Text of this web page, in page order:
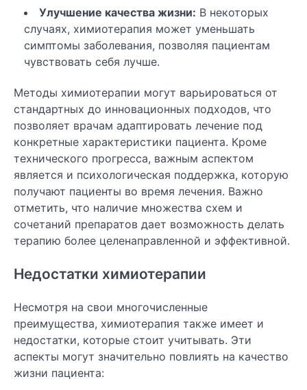
Улучшение качества жизни: В некоторых
случаях, химиотерапия может уменьшать
симптомы заболевания, позволяя пациентам
чувствовать себя лучше.
Методы химиотерапии могут варьироваться от
стандартных до инновационных подходов, что
позволяет врачам адаптировать лечение под
конкретные характеристики пациента. Кроме
технического прогресса, важным аспектом
является и психологическая поддержка, которую
получают пациенты во время лечения. Важно
отметить, что наличие множества схем и
сочетаний препаратов дает возможность делать
терапию более целенаправленной и эффективной.
Недостатки химиотерапии
Несмотря на свои многочисленные
преимущества, химиотерапия также имеет и
недостатки, которые стоит учитывать. Эти
аспекты могут значительно повлиять на качество
жизни пациента: